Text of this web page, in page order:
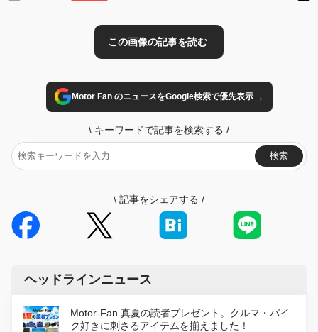
Motor Fan のニュースをGoogle検索で優先表示→
\ キーワードで記事を検索する /
検索
\ 記事をシェアする /
ヘッドラインニュース
Motor-Fan 真夏の読者プレゼント。クルマ・バイ
ク好きに刺さるアイテムを揃えました！